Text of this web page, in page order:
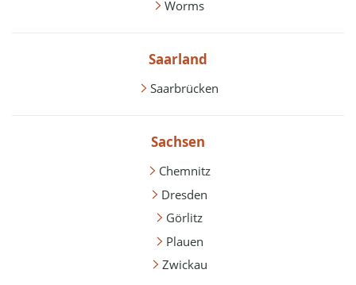
Worms
Saarland
Saarbrücken
Sachsen
Chemnitz
Dresden
Görlitz
Plauen
Zwickau